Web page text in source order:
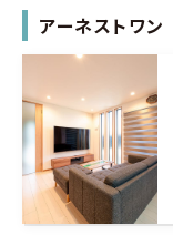
アーネストワン